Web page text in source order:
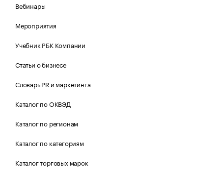
Вебинары
Мероприятия
Учебник РБК Компании
Статьи о бизнесе
Словарь PR и маркетинга
Каталог по ОКВЭД
Каталог по регионам
Каталог по категориям
Каталог торговых марок